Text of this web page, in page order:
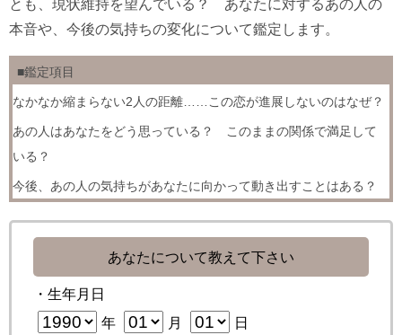
とも、現状維持を望んでいる？ あなたに対するあの人の
本音や、今後の気持ちの変化について鑑定します。
■鑑定項目
なかなか縮まらない2人の距離……この恋が進展しないのはなぜ？
あの人はあなたをどう思っている？ このままの関係で満足して
いる？
今後、あの人の気持ちがあなたに向かって動き出すことはある？
あなたについて教えて下さい
・生年月日
年 月
日